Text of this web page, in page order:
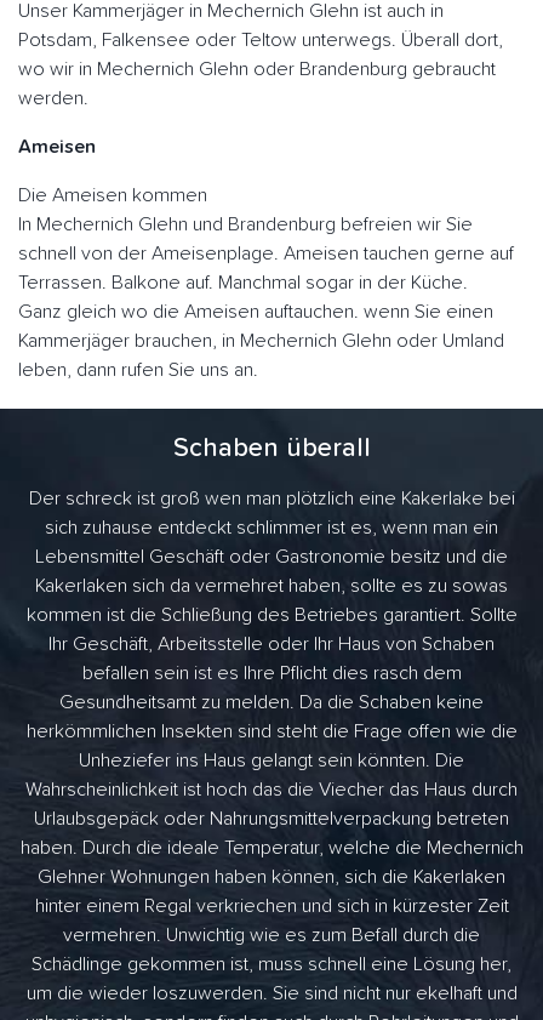
Unser Kammerjäger in Mechernich Glehn ist auch in
Potsdam, Falkensee oder Teltow unterwegs. Überall dort,
wo wir in Mechernich Glehn oder Brandenburg gebraucht
werden.
Ameisen
Die Ameisen kommen
In Mechernich Glehn und Brandenburg befreien wir Sie
schnell von der Ameisenplage. Ameisen tauchen gerne auf
Terrassen. Balkone auf. Manchmal sogar in der Küche.
Ganz gleich wo die Ameisen auftauchen. wenn Sie einen
Kammerjäger brauchen, in Mechernich Glehn oder Umland
leben, dann rufen Sie uns an.
Schaben überall
Der schreck ist groß wen man plötzlich eine Kakerlake bei
sich zuhause entdeckt schlimmer ist es, wenn man ein
Lebensmittel Geschäft oder Gastronomie besitz und die
Kakerlaken sich da vermehret haben, sollte es zu sowas
kommen ist die Schließung des Betriebes garantiert. Sollte
Ihr Geschäft, Arbeitsstelle oder Ihr Haus von Schaben
befallen sein ist es Ihre Pflicht dies rasch dem
Gesundheitsamt zu melden. Da die Schaben keine
herkömmlichen Insekten sind steht die Frage offen wie die
Unheziefer ins Haus gelangt sein könnten. Die
Wahrscheinlichkeit ist hoch das die Viecher das Haus durch
Urlaubsgepäck oder Nahrungsmittelverpackung betreten
haben. Durch die ideale Temperatur, welche die Mechernich
Glehner Wohnungen haben können, sich die Kakerlaken
hinter einem Regal verkriechen und sich in kürzester Zeit
vermehren. Unwichtig wie es zum Befall durch die
Schädlinge gekommen ist, muss schnell eine Lösung her,
um die wieder loszuwerden. Sie sind nicht nur ekelhaft und